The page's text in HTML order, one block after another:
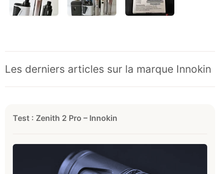
Les derniers articles sur la marque Innokin
Test : Zenith 2 Pro – Innokin